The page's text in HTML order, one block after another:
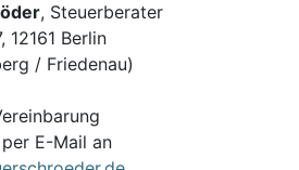
, Steuerberater
12161 Berlin
/ Friedenau)
E-Mail an